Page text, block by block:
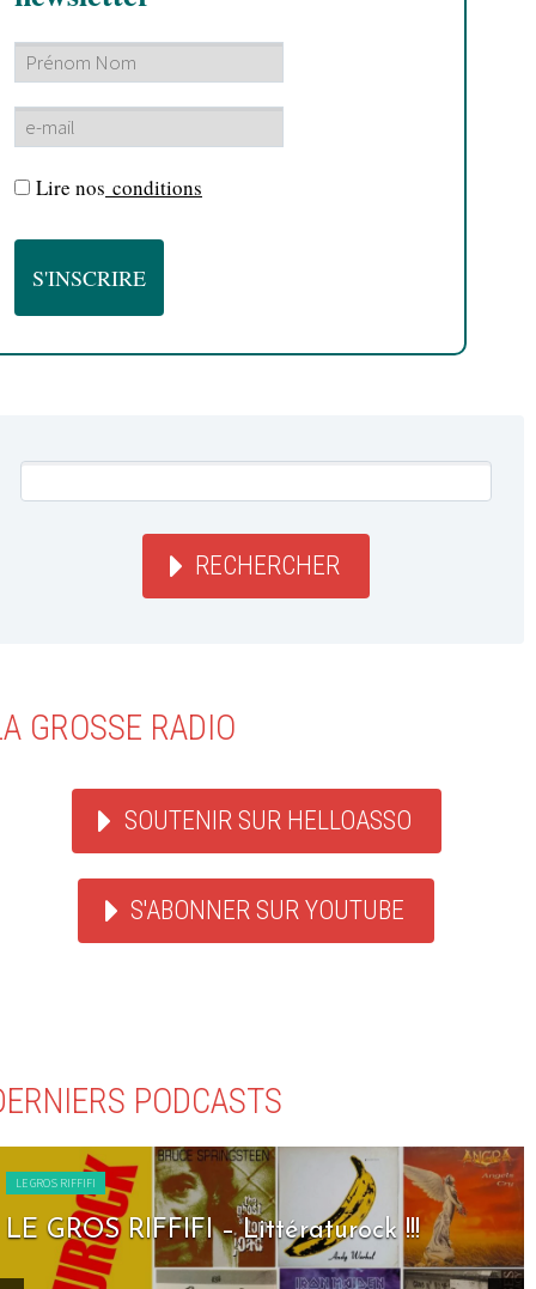
Lire nos conditions
RECHERCHER
GROSSE RADIO
SOUTENIR SUR HELLOASSO
S'ABONNER SUR YOUTUBE
PODCASTS
LE GROS RIFFIFI
LE GROS RIFFIFI – Littératurock !!!